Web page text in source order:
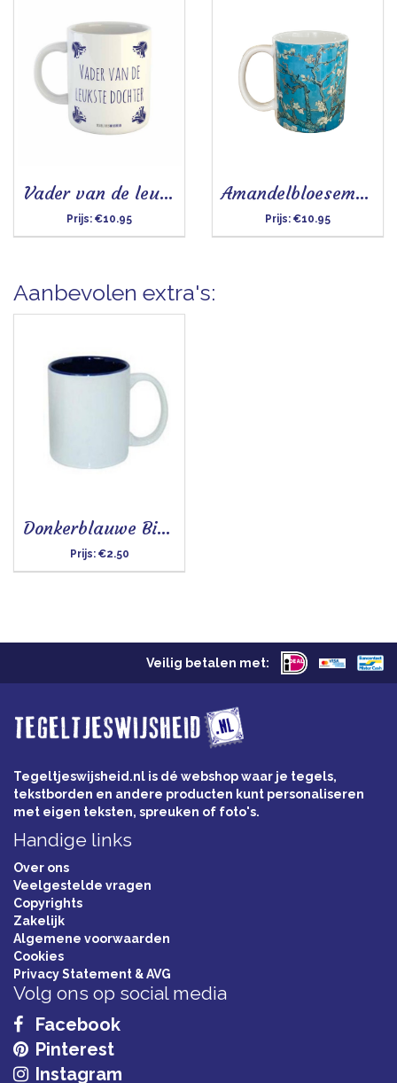
Vader van de leukste dochter - Mok
Prijs: €10.95
Amandelbloesem - Mok
Prijs: €10.95
Aanbevolen extra's:
Donkerblauwe Binnenkant
Prijs:€2.50
Veilig betalen met:
Tegeltjeswijsheid.nl is dé webshop waar je tegels,
tekstborden en andere producten kunt personaliseren
met eigen teksten, spreuken of foto's.
Handige links
Over ons
Veelgestelde vragen
Copyrights
Zakelijk
Algemene voorwaarden
Cookies
Privacy Statement & AVG
Volg ons op social media
Facebook
Pinterest
Instagram